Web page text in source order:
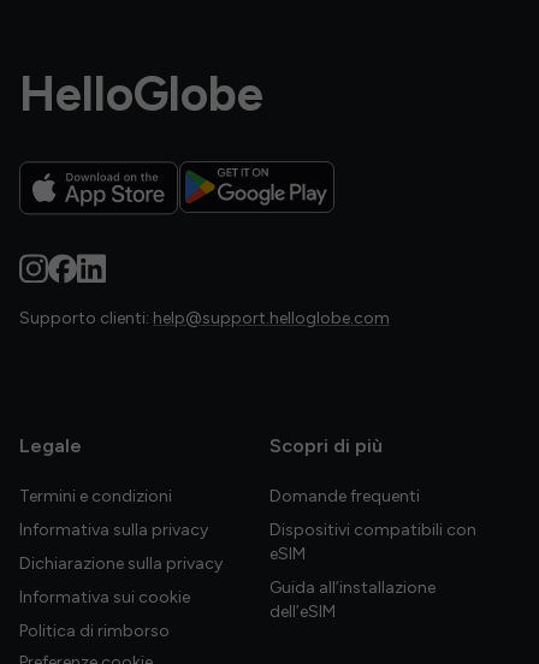
HelloGlobe
Supporto clienti: help@support.helloglobe.com
Legale
Termini e condizioni
Informativa sulla privacy
Dichiarazione sulla privacy
Informativa sui cookie
Politica di rimborso
Scopri di più
Domande frequenti
Dispositivi compatibili con
eSIM
Guida all’installazione
dell’eSIM